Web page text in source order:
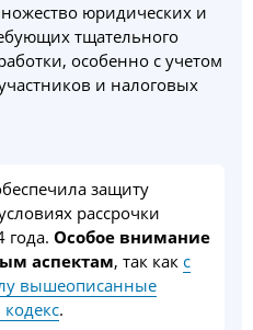
юридических и
тщательного
особенно с учетом
и налоговых
защиту
рассрочки
года. Особое внимание
аспектам, так как с
вышеописанные
.